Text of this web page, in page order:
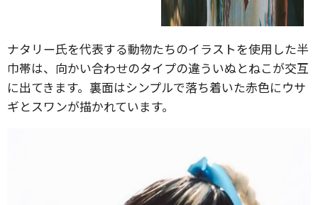
ナタリー氏を代表する動物たちのイラストを使用した半
巾帯は、向かい合わせのタイプの違ういぬとねこが交互
に出てきます。裏面はシンプルで落ち着いた赤色にウサ
ギとスワンが描かれています。